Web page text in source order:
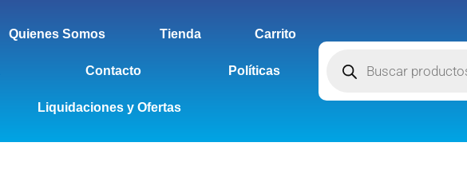
Quienes Somos Tienda Carrito
Contacto Políticas
Liquidaciones y Ofertas